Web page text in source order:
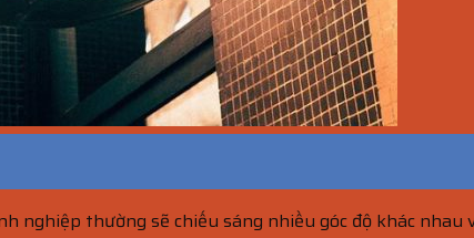
nghiệp thường sẽ chiếu sáng nhiều góc độ khác